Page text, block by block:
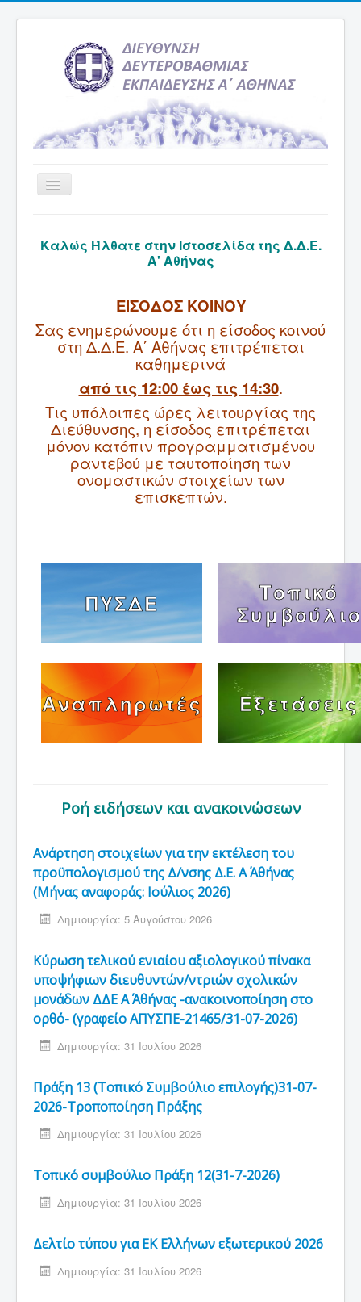
Εναλλαγή
πλοήγησης
Υπηρεσία Ενημέρωσης
Εκδρομές
Δραστηριότητες Σχολείων
Σύνδεσμοι
Επικοινωνία
Καλώς Ήλθατε στην Ιστοσελίδα της Δ.Δ.Ε.
Α' Αθήνας
ΕΙΣΟΔΟΣ ΚΟΙΝΟΥ
Σας ενημερώνουμε ότι η είσοδος κοινού
στη Δ.Δ.Ε. Α΄ Αθήνας επιτρέπεται
καθημερινά
από τις 12:00 έως τις 14:30.
Τις υπόλοιπες ώρες λειτουργίας της
Διεύθυνσης, η είσοδος επιτρέπεται
μόνον κατόπιν προγραμματισμένου
ραντεβού με ταυτοποίηση των
ονομαστικών στοιχείων των
επισκεπτών.
ΠΥΣΔΕ
Τοπικό
Συμβούλιο
Αναπληρωτές Εξετάσεις
Ροή ειδήσεων και ανακοινώσεων
Ανάρτηση στοιχείων για την εκτέλεση του
προϋπολογισμού της Δ/νσης Δ.Ε. Α΄ Αθήνας
(Μήνας αναφοράς: Ιούλιος 2026)
Δημιουργία: 5 Αυγούστου 2026
Κύρωση τελικού ενιαίου αξιολογικού πίνακα
υποψήφιων διευθυντών/ντριών σχολικών
μονάδων ΔΔΕ Α΄ Αθήνας -ανακοινοποίηση στο
ορθό- (γραφείο ΑΠΥΣΠΕ-21465/31-07-2026)
Δημιουργία: 31 Ιουλίου 2026
Πράξη 13 (Τοπικό Συμβούλιο επιλογής)31-07-
2026-Τροποποίηση Πράξης
Δημιουργία: 31 Ιουλίου 2026
Τοπικό συμβούλιο Πράξη 12(31-7-2026)
Δημιουργία: 31 Ιουλίου 2026
Δελτίο τύπου για ΕΚ Ελλήνων εξωτερικού 2026
Δημιουργία: 31 Ιουλίου 2026